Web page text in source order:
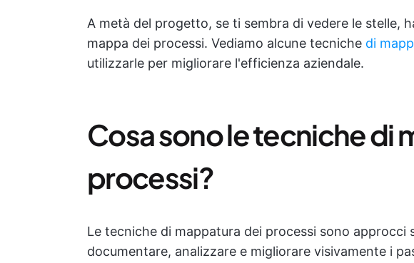
A metà del progetto, se ti sembra di vedere le stelle,
mappa dei processi. Vediamo alcune tecniche di
utilizzarle per migliorare l'efficienza aziendale.
Cosa sono le tecniche di
processi?
Le tecniche di mappatura dei processi sono approcci
documentare, analizzare e migliorare visivamente i